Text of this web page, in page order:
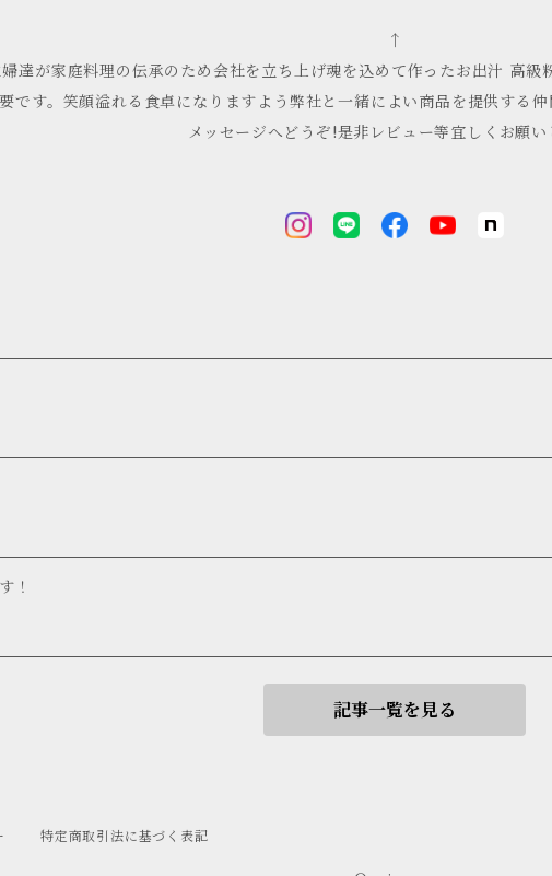
↑
婦達が家庭料理の伝承のため会社を立ち上げ魂を込めて作ったお出汁 高級
です。笑顔溢れる食卓になりますよう弊社と一緒によい商品を提供する
メッセージへどうぞ!是非レビュー等宜しくお願い
！
記事一覧を見る
特定商取引法に基づく表記